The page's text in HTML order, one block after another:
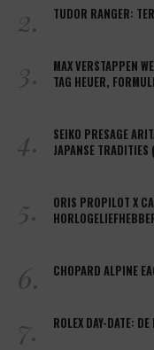
2. TUDOR RANGER:
3.
MAX VERSTAPPEN
TAG HEUER,
4.
SEIKO PRESAGE
JAPANSE TRADITIES
5.
ORIS PROPILOT X
6. CHOPARD ALPINE
7. ROLEX DAY-DATE: